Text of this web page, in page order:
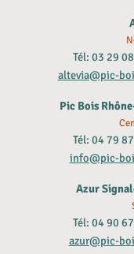
Tél: 03 29
altevia@pic-
Pic Bois
Tél: 04 79
info@pic-
Azur
Tél: 04 90
azur@pic-